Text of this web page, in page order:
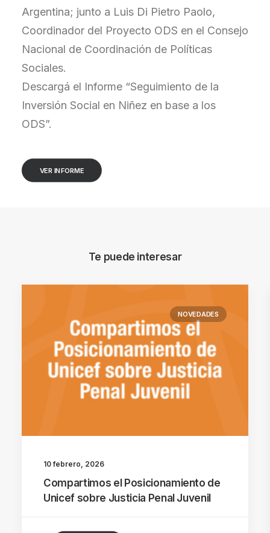
Argentina; junto a Luis Di Pietro Paolo,
Coordinador del Proyecto ODS en el Consejo
Nacional de Coordinación de Políticas
Sociales.
Descargá el Informe “Seguimiento de la
Inversión Social en Niñez en base a los
ODS”.
VER INFORME
Te puede interesar
NOVEDADES
10 febrero, 2026
Compartimos el Posicionamiento de
Unicef sobre Justicia Penal Juvenil